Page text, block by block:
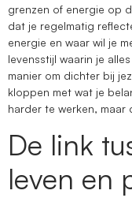
grenzen of energie op
dat je regelmatig
energie en waar wil je
levensstijl waarin je
manier om dichter bij
kloppen met wat je
harder te werken,
De link
leven en